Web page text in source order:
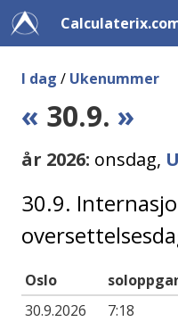
I dag / Ukenummer
« 30.9. »
år 2026: onsdag,
30.9.
Oslo
30.9.2026
7:18